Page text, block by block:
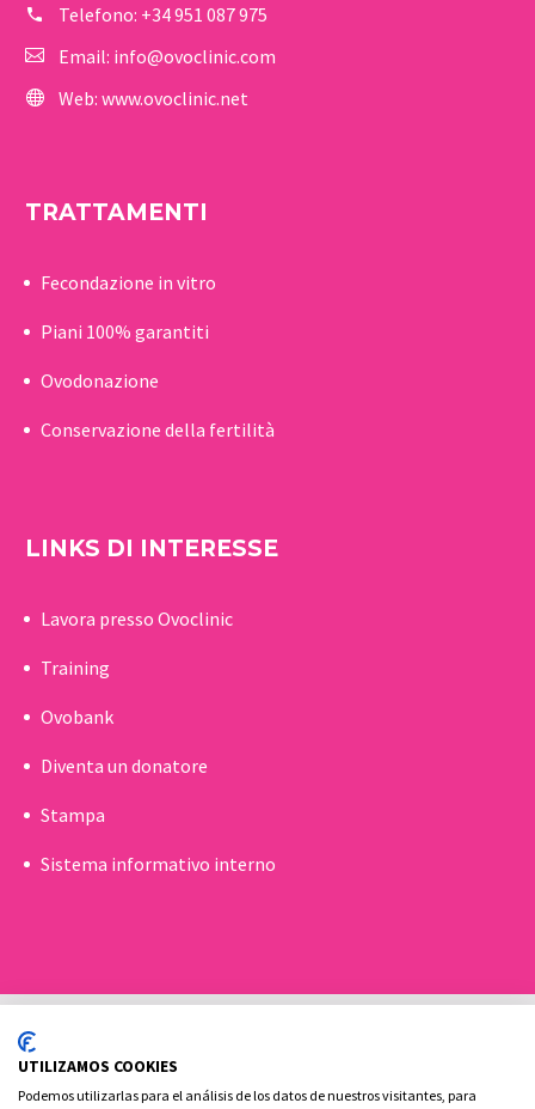
Telefono: +34 951 087 975
Email: info@ovoclinic.com
Web: www.ovoclinic.net
TRATTAMENTI
Fecondazione in vitro
Piani 100% garantiti
Ovodonazione
Conservazione della fertilità
LINKS DI INTERESSE
Lavora presso Ovoclinic
Training
Ovobank
Diventa un donatore
Stampa
Sistema informativo interno
UTILIZAMOS COOKIES
Podemos utilizarlas para el análisis de los datos de nuestros visitantes, para